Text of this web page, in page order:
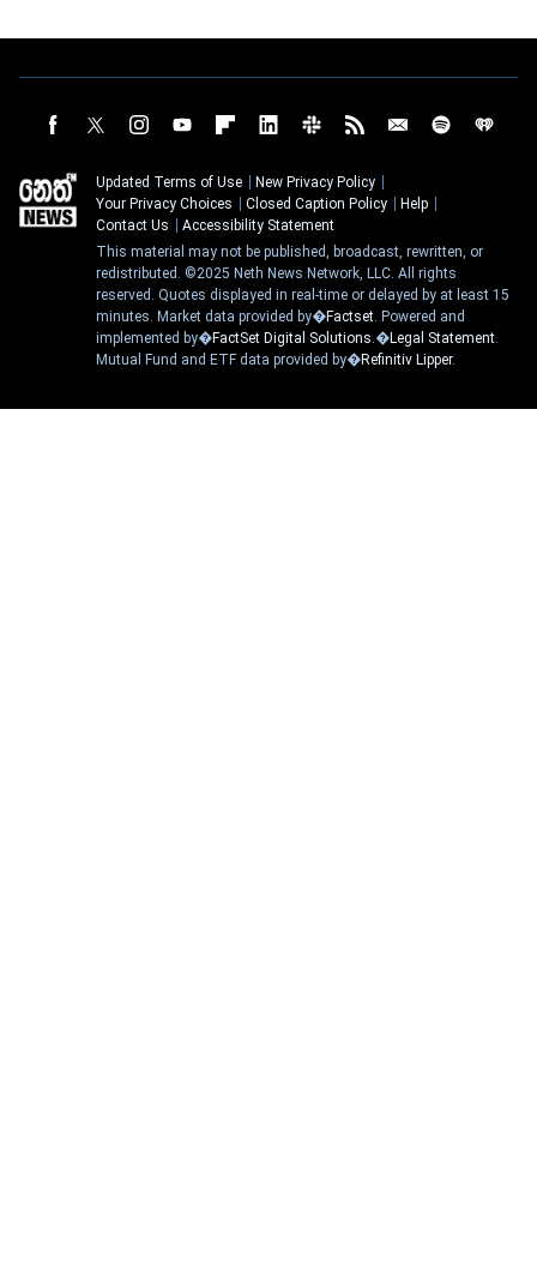
Updated Terms of Use
New Privacy Policy
Your Privacy Choices
Closed Caption Policy
Help
Contact Us
Accessibility Statement
This material may not be published, broadcast, rewritten, or
redistributed. ©2025 Neth News Network, LLC. All rights
reserved. Quotes displayed in real-time or delayed by at least 15
minutes. Market data provided by�Factset. Powered and
implemented by�FactSet Digital Solutions.�Legal Statement.
Mutual Fund and ETF data provided by�Refinitiv Lipper.